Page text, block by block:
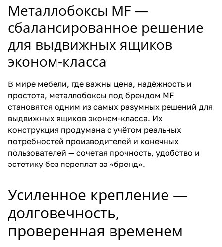
Металлобоксы MF —
сбалансированное решение
для выдвижных ящиков
эконом-класса
В мире мебели, где важны цена, надёжность и
простота, металлобоксы под брендом MF
становятся одним из самых разумных решений для
выдвижных ящиков эконом-класса. Их
конструкция продумана с учётом реальных
потребностей производителей и конечных
пользователей — сочетая прочность, удобство и
эстетику без переплат за «бренд».
Усиленное крепление —
долговечность,
проверенная временем